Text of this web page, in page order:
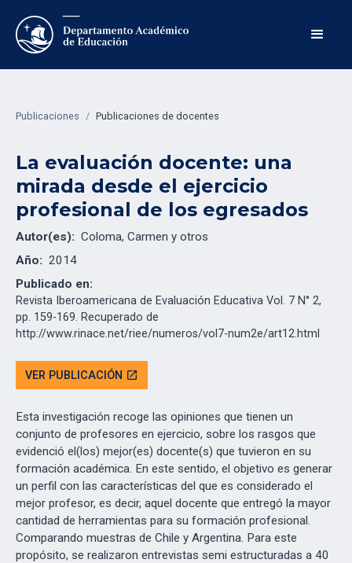
Publicaciones / Publicaciones de docentes
La evaluación docente: una
mirada desde el ejercicio
profesional de los egresados
Autor(es): Coloma, Carmen y otros
Año: 2014
Publicado en:
Revista Iberoamericana de Evaluación Educativa Vol. 7 N° 2,
pp. 159-169. Recuperado de
http://www.rinace.net/riee/numeros/vol7-num2e/art12.html
VER PUBLICACIÓN open_in_new
Esta investigación recoge las opiniones que tienen un
conjunto de profesores en ejercicio, sobre los rasgos que
evidenció el(los) mejor(es) docente(s) que tuvieron en su
formación académica. En este sentido, el objetivo es generar
un perfil con las características del que es considerado el
mejor profesor, es decir, aquel docente que entregó la mayor
cantidad de herramientas para su formación profesional.
Comparando muestras de Chile y Argentina. Para este
propósito, se realizaron entrevistas semi estructuradas a 40